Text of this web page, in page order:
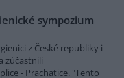
sympozium
z České republiky i
zúčastnili
- Prachatice. "Tento